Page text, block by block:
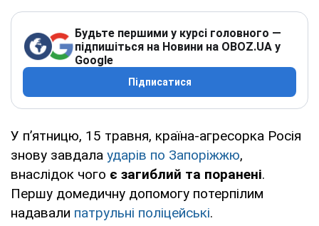
Будьте першими у курсі головного —
підпишіться на Новини на OBOZ.UA у
Google
Підписатися
У пʼятницю, 15 травня, країна-агресорка Росія
знову завдала ударів по Запоріжжю,
внаслідок чого є загиблий та поранені.
Першу домедичну допомогу потерпілим
надавали патрульні поліцейські.